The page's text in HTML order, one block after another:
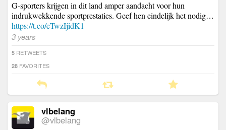
G-sporters krijgen in dit land amper aandacht voor hun
indrukwekkende sportprestaties. Geef hen eindelijk het nodig…
https://t.co/eTwzIjidK1
3 years
5 RETWEETS
28 FAVORITES
vlbelang
@vlbelang